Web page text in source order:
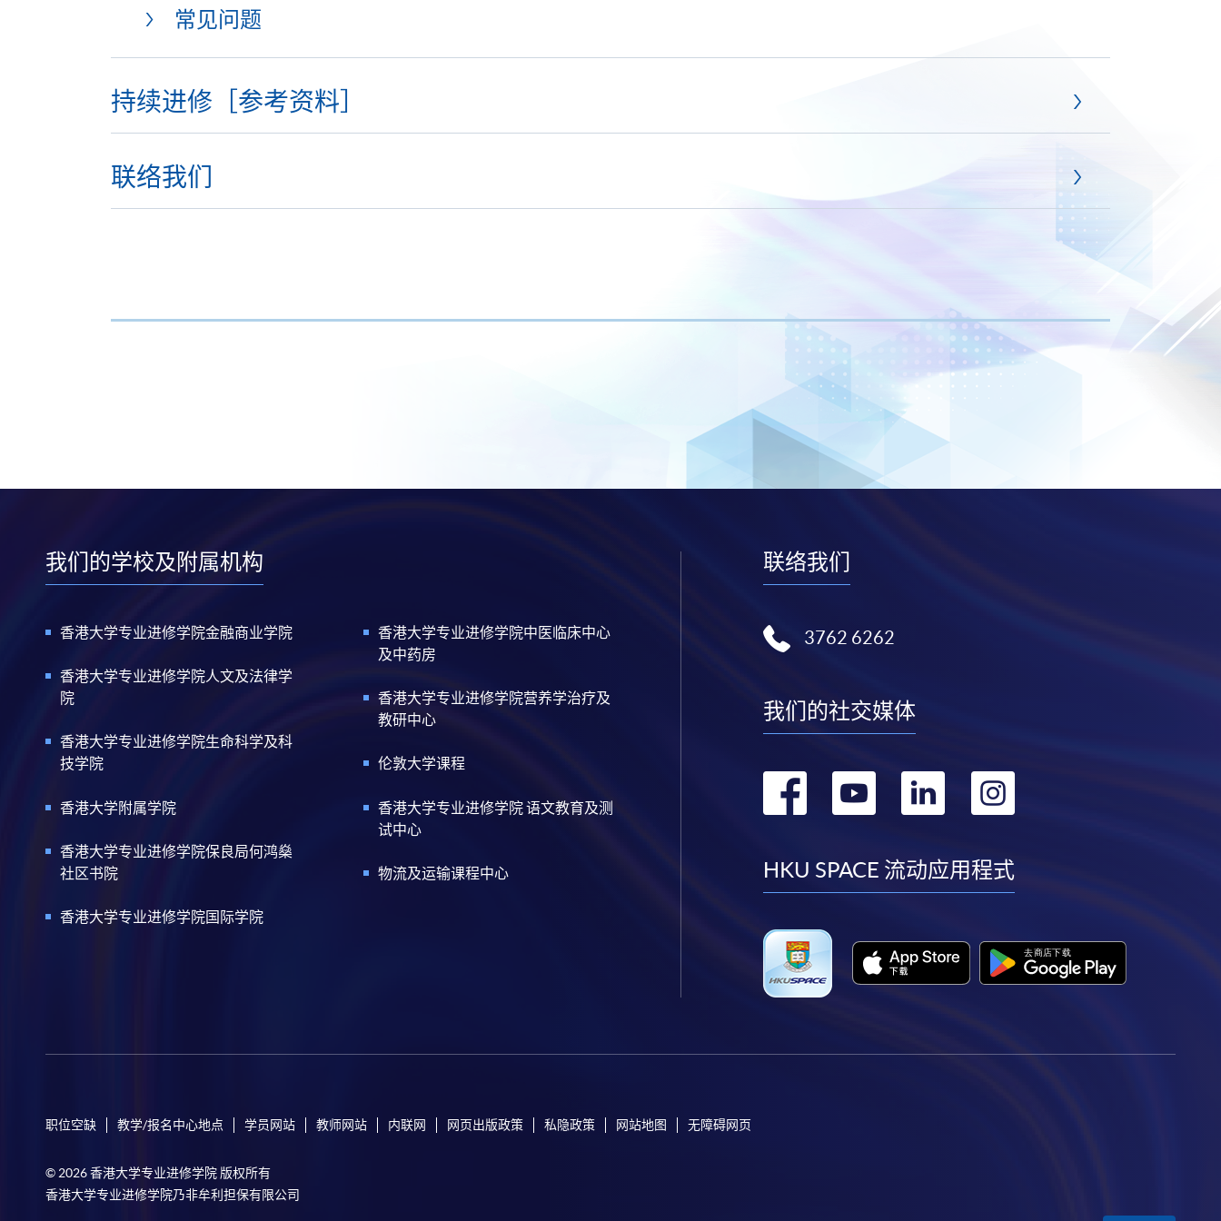
常见问题
持续进修［参考资料］
联络我们
我们的学校及附属机构
香港大学专业进修学院金融商业学院
香港大学专业进修学院人文及法律学
院
香港大学专业进修学院生命科学及科
技学院
香港大学附属学院
香港大学专业进修学院保良局何鸿燊
社区书院
香港大学专业进修学院国际学院
香港大学专业进修学院中医临床中心
及中药房
香港大学专业进修学院营养学治疗及
教研中心
伦敦大学课程
香港大学专业进修学院 语文教育及测
试中心
物流及运输课程中心
联络我们
3762 6262
我们的社交媒体
转
facebook
转
youtube
转
linkedin
转
instagram
HKU SPACE 流动应用程式
职位空缺 教学/报名中心地点 学员网站 教师网站 内联网 网页出版政策 私隐政策 网站地图 无障碍网页
© 2026 香港大学专业进修学院 版权所有
香港大学专业进修学院乃非牟利担保有限公司